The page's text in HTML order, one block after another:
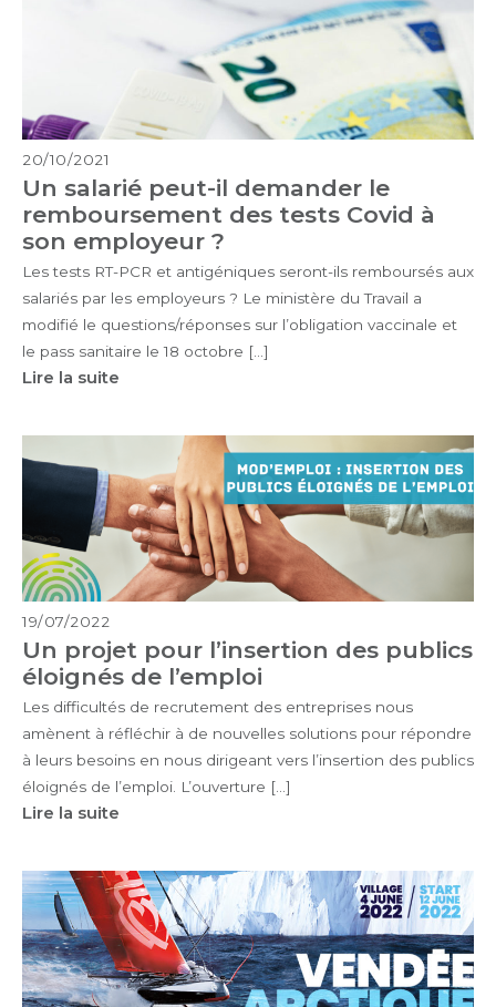
20/10/2021
Un salarié peut-il demander le
remboursement des tests Covid à
son employeur ?
Les tests RT-PCR et antigéniques seront-ils remboursés aux
salariés par les employeurs ? Le ministère du Travail a
modifié le questions/réponses sur l’obligation vaccinale et
le pass sanitaire le 18 octobre […]
Lire la suite
19/07/2022
Un projet pour l’insertion des publics
éloignés de l’emploi
Les difficultés de recrutement des entreprises nous
amènent à réfléchir à de nouvelles solutions pour répondre
à leurs besoins en nous dirigeant vers l’insertion des publics
éloignés de l’emploi. L’ouverture […]
Lire la suite